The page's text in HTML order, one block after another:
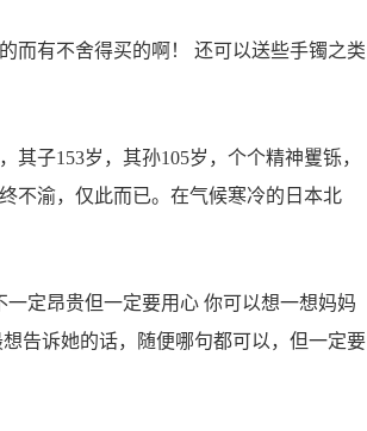
而有不舍得买的啊！ 还可以送些手镯之类
子153岁，其孙105岁，个个精神矍铄，
不渝，仅此而已。在气候寒冷的日本北
定昂贵但一定要用心 你可以想一想妈妈
告诉她的话，随便哪句都可以，但一定要